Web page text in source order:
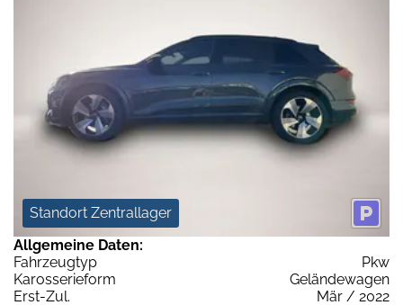
Standort Zentrallager
Allgemeine Daten:
Fahrzeugtyp
Pkw
Karosserieform
Geländewagen
Erst-Zul.
Mär / 2022